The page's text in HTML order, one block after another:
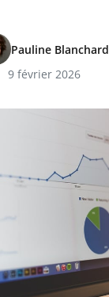
Pauline Blanchard
9 février 2026